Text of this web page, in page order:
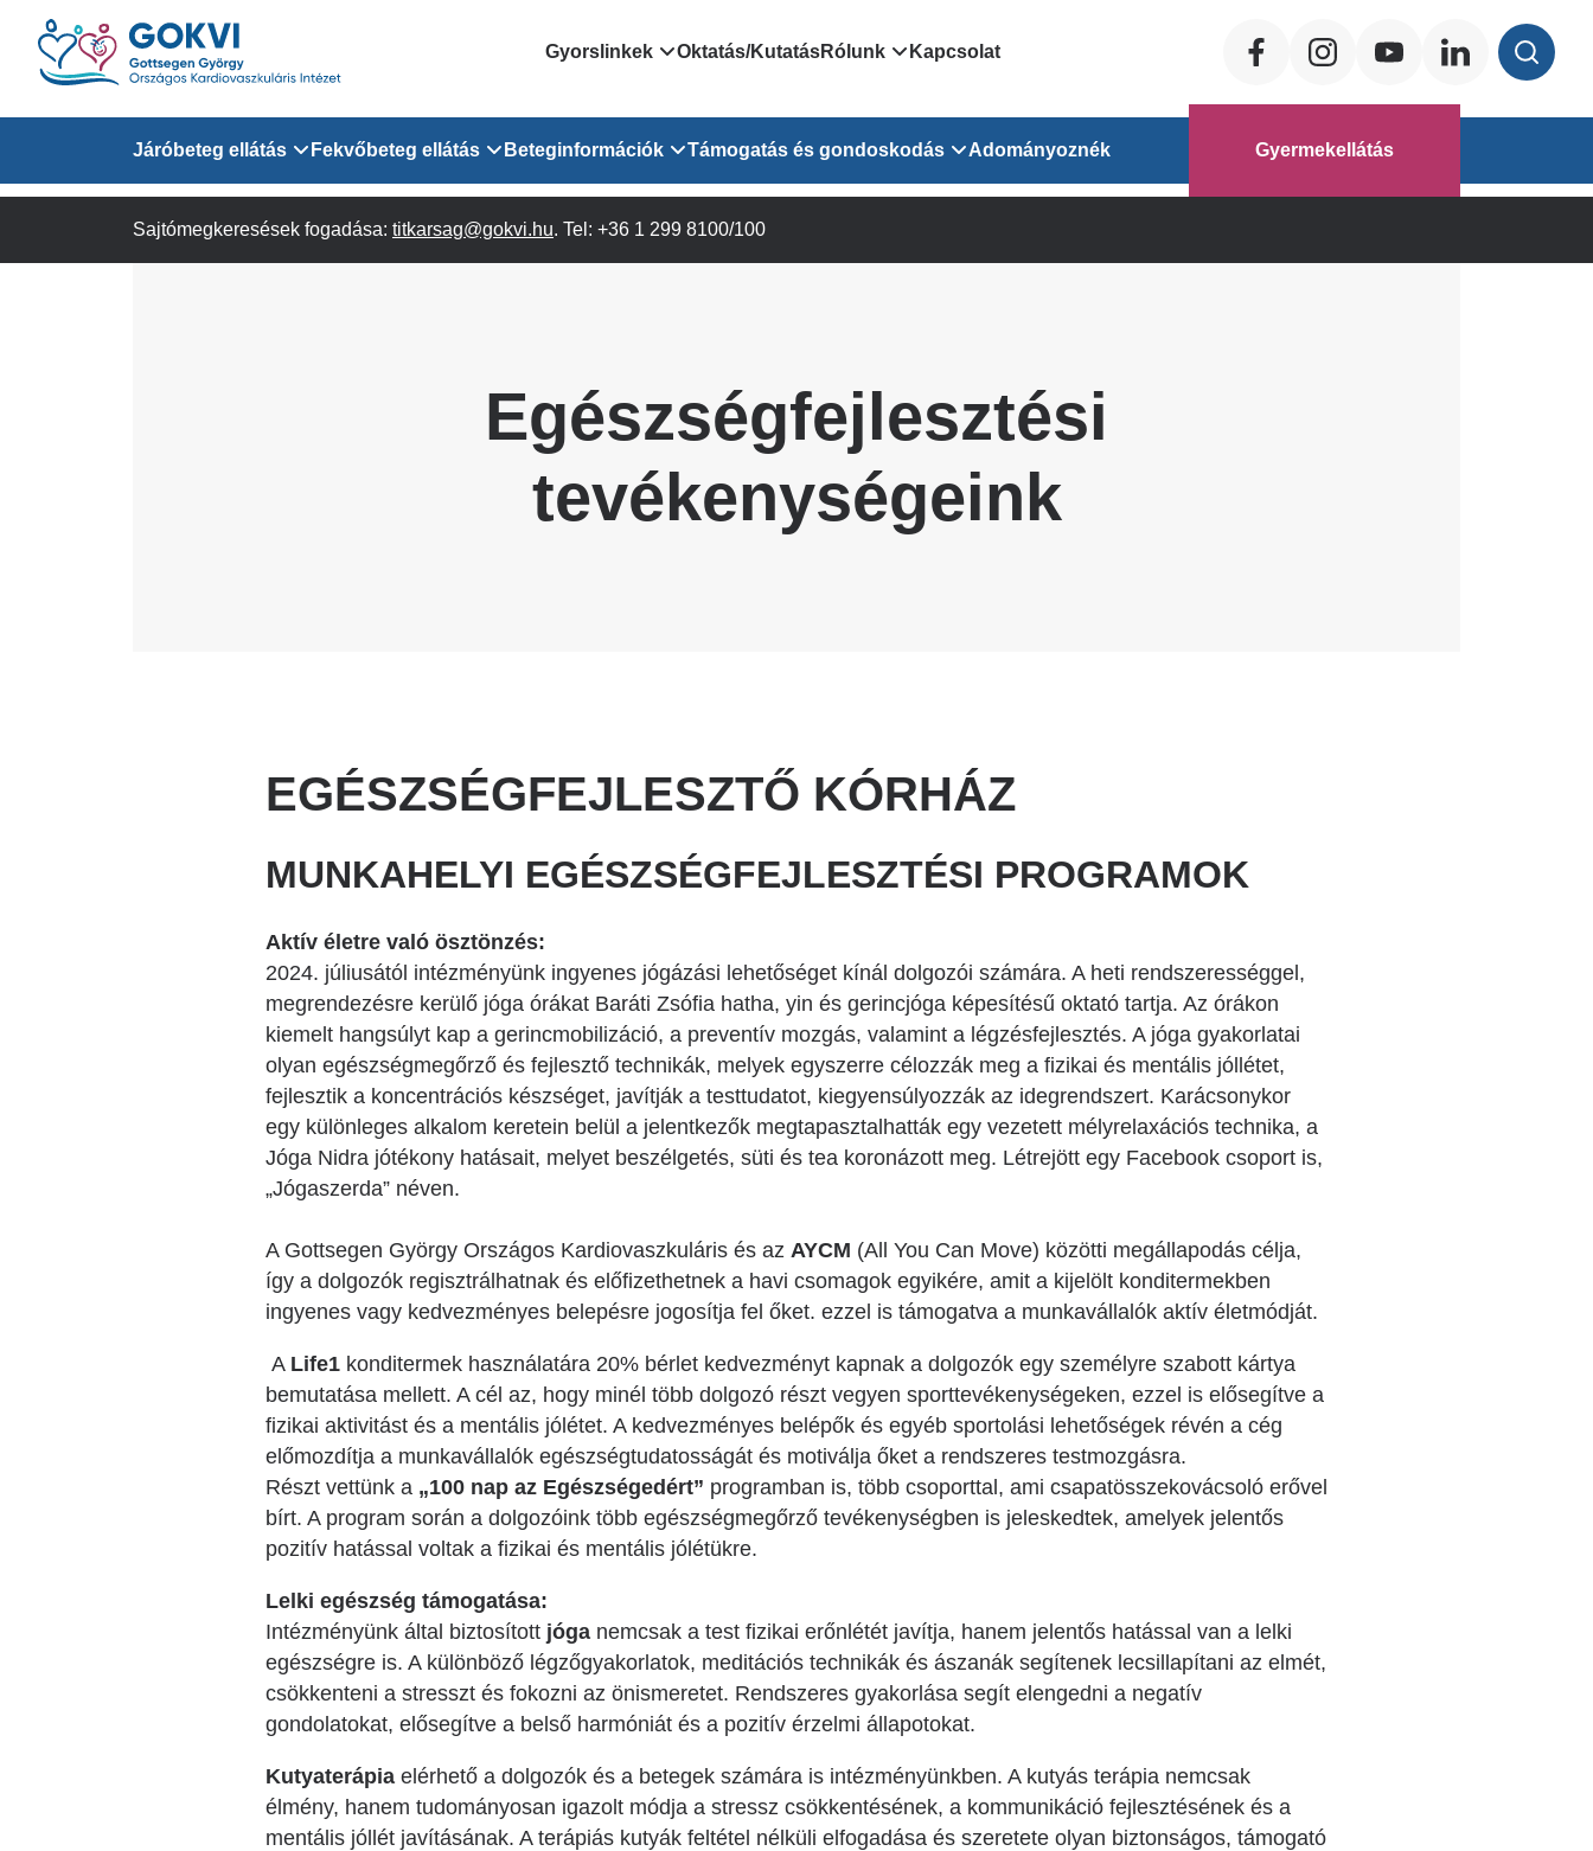
Ugrás
tartalomra
Domain
menu
for
GOKVI
Gyorslinkek
Országos Online Várólista
EESZT - Egészségablak
Egységes alapellátási ügyeleti
rendszer
Háziorvosi körzetek Pest
vármegyére vonatkozóan
Oktatás/KutatásRólunk
Rendezvényeink
Egészségfejlesztő kórház
Közérdekű adatok
Kapcsolat
Social
Domain
menu
Járóbeteg ellátás
Járóbeteg Információk
Fekvőbeteg ellátás
Felnőtt Kardiológiai Osztály
Felnőtt Szív- és Érsebészet
Sürgősségi Betegellátó Osztály
Beteginformációk
Orvosaink
lekérése
kikérő lap
Támogatás és gondoskodás
Pszichológusok
felnőtt betegeinknek
Szociális munkás
Adományoznék Gyermekellátás
Sajtómegkeresések fogadása: titkarsag@gokvi.hu. Tel: +36 1 299 8100/100
Egészségfejlesztési
tevékenységeink
EGÉSZSÉGFEJLESZTŐ KÓRHÁZ
MUNKAHELYI EGÉSZSÉGFEJLESZTÉSI PROGRAMOK
Aktív életre való ösztönzés:
2024. júliusától intézményünk ingyenes jógázási lehetőséget kínál dolgozói számára. A heti rendszerességgel,
megrendezésre kerülő jóga órákat Baráti Zsófia hatha, yin és gerincjóga képesítésű oktató tartja. Az órákon
kiemelt hangsúlyt kap a gerincmobilizáció, a preventív mozgás, valamint a légzésfejlesztés. A jóga gyakorlatai
olyan egészségmegőrző és fejlesztő technikák, melyek egyszerre célozzák meg a fizikai és mentális jóllétet,
fejlesztik a koncentrációs készséget, javítják a testtudatot, kiegyensúlyozzák az idegrendszert. Karácsonykor
egy különleges alkalom keretein belül a jelentkezők megtapasztalhatták egy vezetett mélyrelaxációs technika, a
Jóga Nidra jótékony hatásait, melyet beszélgetés, süti és tea koronázott meg. Létrejött egy Facebook csoport is,
„Jógaszerda” néven.
A Gottsegen György Országos Kardiovaszkuláris és az AYCM (All You Can Move) közötti megállapodás célja,
így a dolgozók regisztrálhatnak és előfizethetnek a havi csomagok egyikére, amit a kijelölt konditermekben
ingyenes vagy kedvezményes belepésre jogosítja fel őket. ezzel is támogatva a munkavállalók aktív életmódját.
A Life1 konditermek használatára 20% bérlet kedvezményt kapnak a dolgozók egy személyre szabott kártya
bemutatása mellett. A cél az, hogy minél több dolgozó részt vegyen sporttevékenységeken, ezzel is elősegítve a
fizikai aktivitást és a mentális jólétet. A kedvezményes belépők és egyéb sportolási lehetőségek révén a cég
előmozdítja a munkavállalók egészségtudatosságát és motiválja őket a rendszeres testmozgásra.
Részt vettünk a „100 nap az Egészségedért” programban is, több csoporttal, ami csapatösszekovácsoló erővel
bírt. A program során a dolgozóink több egészségmegőrző tevékenységben is jeleskedtek, amelyek jelentős
pozitív hatással voltak a fizikai és mentális jólétükre.
Lelki egészség támogatása:
Intézményünk által biztosított jóga nemcsak a test fizikai erőnlétét javítja, hanem jelentős hatással van a lelki
egészségre is. A különböző légzőgyakorlatok, meditációs technikák és ászanák segítenek lecsillapítani az elmét,
csökkenteni a stresszt és fokozni az önismeretet. Rendszeres gyakorlása segít elengedni a negatív
gondolatokat, elősegítve a belső harmóniát és a pozitív érzelmi állapotokat.
Kutyaterápia elérhető a dolgozók és a betegek számára is intézményünkben. A kutyás terápia nemcsak
élmény, hanem tudományosan igazolt módja a stressz csökkentésének, a kommunikáció fejlesztésének és a
mentális jóllét javításának. A terápiás kutyák feltétel nélküli elfogadása és szeretete olyan biztonságos, támogató